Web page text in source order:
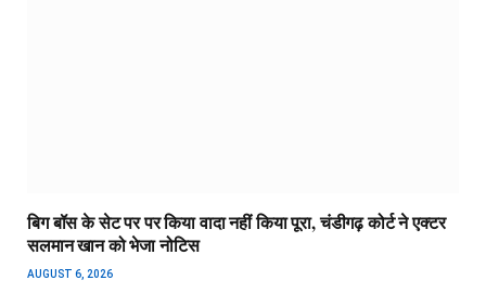
बिग बॉस के सेट पर पर किया वादा नहीं किया पूरा, चंडीगढ़ कोर्ट ने एक्टर
सलमान खान को भेजा नोटिस
AUGUST 6, 2026